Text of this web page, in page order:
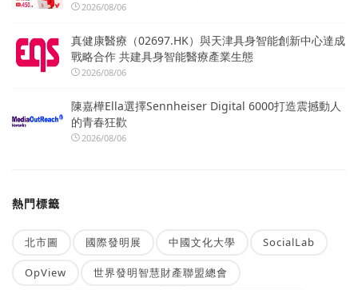
2026/08/06
真健康醫療（02697.HK）與天津具身智能創新中心達成
戰略合作 共建具身智能醫療產業生態
2026/08/06
陳嘉樺Ella選擇Sennheiser Digital 6000打造震撼動人
的青春狂歡
2026/08/06
熱門標籤
北市圖 國際發明展 中國文化大學 SocialLab
OpView 世界發明智慧財產聯盟總會